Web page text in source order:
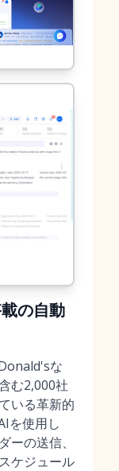
の自動
な
む2,000社
いる革新的
を使用し
ーの送信、
ケジュール